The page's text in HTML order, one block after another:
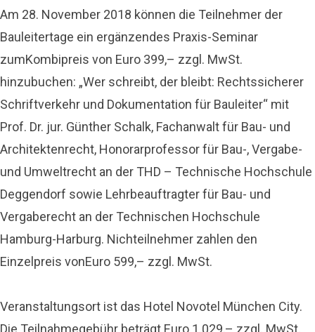
Am 28. November 2018 können die Teilnehmer der
Bauleitertage ein ergänzendes Praxis-Seminar
zumKombipreis von Euro 399,– zzgl. MwSt.
hinzubuchen: „Wer schreibt, der bleibt: Rechtssicherer
Schriftverkehr und Dokumentation für Bauleiter“ mit
Prof. Dr. jur. Günther Schalk, Fachanwalt für Bau- und
Architektenrecht, Honorarprofessor für Bau-, Vergabe-
und Umweltrecht an der THD – Technische Hochschule
Deggendorf sowie Lehrbeauftragter für Bau- und
Vergaberecht an der Technischen Hochschule
Hamburg-Harburg. Nichteilnehmer zahlen den
Einzelpreis vonEuro 599,– zzgl. MwSt.
Veranstaltungsort ist das Hotel Novotel München City.
Die Teilnahmegebühr beträgt Euro 1.029,– zzgl. MwSt.